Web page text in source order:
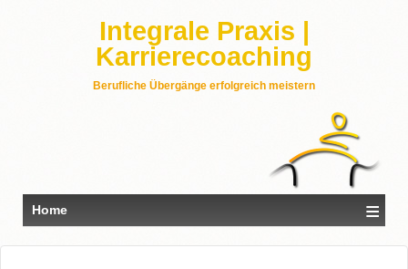
Integrale Praxis |
Karrierecoaching
Berufliche Übergänge erfolgreich meistern
Home ≡